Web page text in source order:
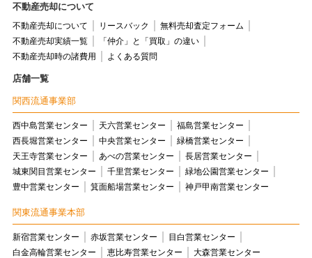
不動産売却について
不動産売却について リースバック
無料売却査定フォーム
不動産売却実績一覧
「仲介」と「買取」の違い
不動産売却時の諸費用
よくある質問
店舗一覧
関西流通事業部
西中島営業センター 天六営業センター
福島営業センター
西長堀営業センター
中央営業センター
緑橋営業センター
天王寺営業センター
あべの営業センター
長居営業センター
城東関目営業センター
千里営業センター
緑地公園営業センター
豊中営業センター
箕面船場営業センター 神戸甲南営業センター
関東流通事業本部
新宿営業センター 赤坂営業センター
目白営業センター
白金高輪営業センター
恵比寿営業センター 大森営業センター